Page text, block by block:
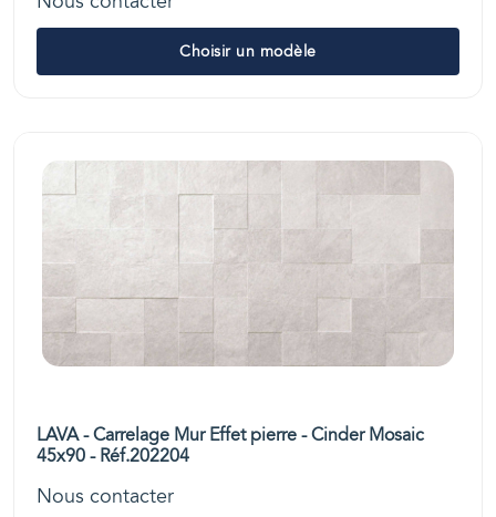
Choisir un modèle
LAVA - Carrelage Mur Effet pierre - Cinder Mosaic
45x90 - Réf.202204
Nous contacter